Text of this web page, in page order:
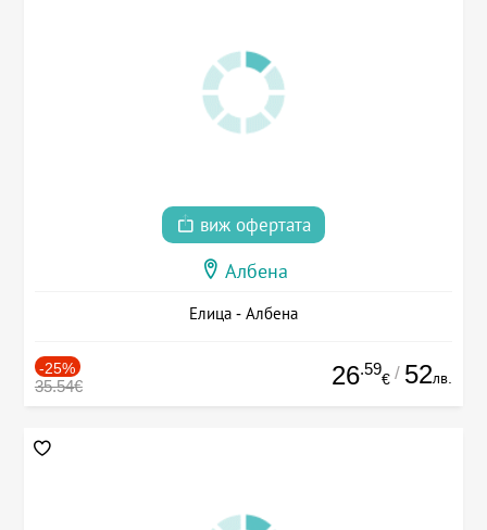
виж офертата
Албена
Елица - Албена
-25%
35.54€ 26.59
€ / 52лв.